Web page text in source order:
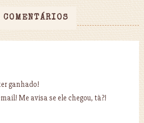
COMENTÁRIOS
ganhado!
Me avisa se ele chegou, tà?!